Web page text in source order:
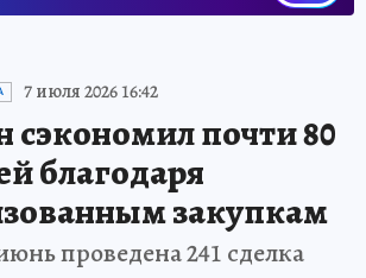
7 июля 2026 16:42
сэкономил почти 80
благодаря
закупкам
проведена 241 сделка